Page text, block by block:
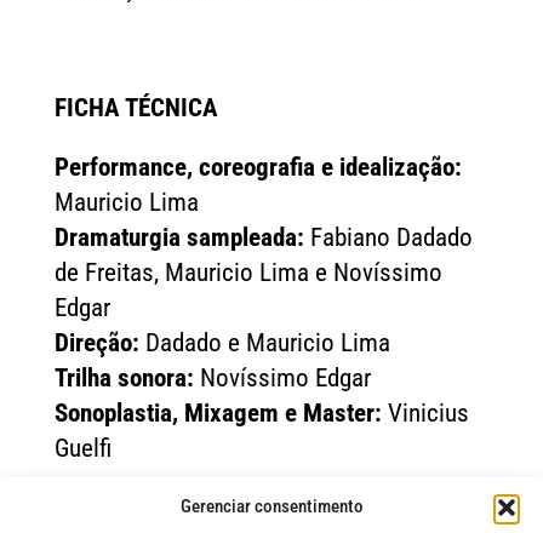
Gerenciar consentimento
FICHA TÉCNICA
Performance, coreografia e idealização:
Mauricio Lima
Dramaturgia sampleada: Fabiano Dadado
de Freitas, Mauricio Lima e Novíssimo
Edgar
Direção: Dadado e Mauricio Lima
Trilha sonora: Novíssimo Edgar
Sonoplastia, Mixagem e Master: Vinicius
Guelfi